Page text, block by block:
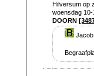
Hilversum op
woensdag
DOORN